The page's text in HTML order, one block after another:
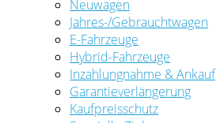
Neuwagen
Jahres-/Gebrauchtwagen
E-Fahrzeuge
Hybrid-Fahrzeuge
Inzahlungnahme & Ankauf
Garantieverlängerung
Kaufpreisschutz